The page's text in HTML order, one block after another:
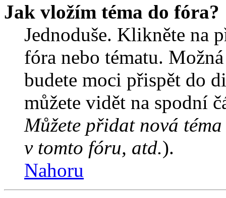
Jak vložím téma do fóra?
Jednoduše. Klikněte na
fóra nebo tématu.
budete moci přispět do
můžete vidět na spodní
Můžete přidat nová
v tomto fóru, atd.).
Nahoru